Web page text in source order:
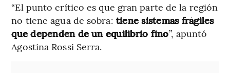
“El punto crítico es que gran parte de la región
no tiene agua de sobra: tiene sistemas frágiles
que dependen de un equilibrio fino”, apuntó
Agostina Rossi Serra.